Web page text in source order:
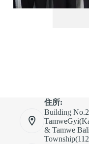
住所:
Building
& Tamwe